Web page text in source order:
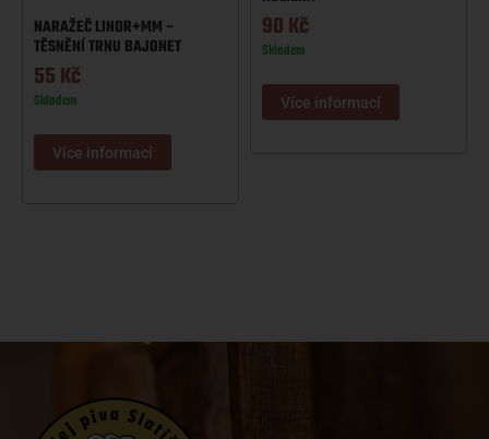
NARAŽEČ LINDR+MM –
TĚSNĚNÍ TRNU BAJONET
55Kč
Skladem
Více informací
90Kč
Skladem
Více informací